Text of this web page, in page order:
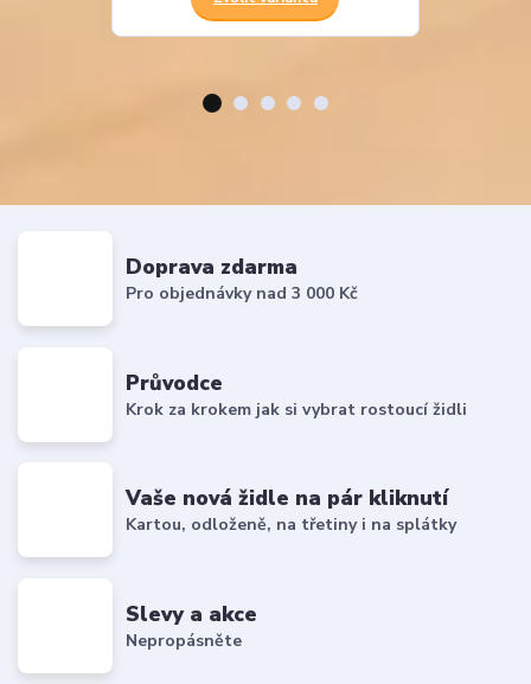
Doprava zdarma
Pro objednávky nad 3 000 Kč
Průvodce
Krok za krokem jak si vybrat rostoucí židli
Vaše nová židle na pár kliknutí
Kartou, odloženě, na třetiny i na splátky
Slevy a akce
Nepropásněte